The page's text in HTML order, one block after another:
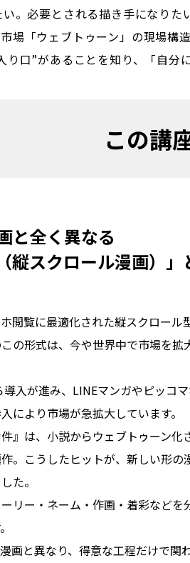
。必要とされる描き手になりた
場「ウェブトゥーン」の現場構
口”があることを知り、「自分
この講
と全く異なる
縦スクロール漫画）」
閲覧に最適化された縦スクロール
の形式は、今や世界中で市場を拡
入が進み、LINEマンガやピッコ
により市場が急拡大しています。
』は、小説からウェブトゥーン化
。こうしたヒットが、新しい形の
た。
リー・ネーム・作画・着彩などを
画と異なり、得意な工程だけで関